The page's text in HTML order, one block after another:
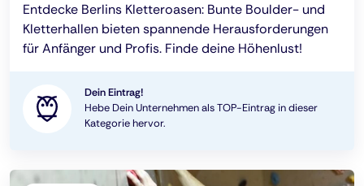
Entdecke Berlins Kletteroasen: Bunte Boulder- und
Kletterhallen bieten spannende Herausforderungen
für Anfänger und Profis. Finde deine Höhenlust!
Dein Eintrag!
Hebe Dein Unternehmen als TOP-Eintrag in dieser
Kategorie hervor.